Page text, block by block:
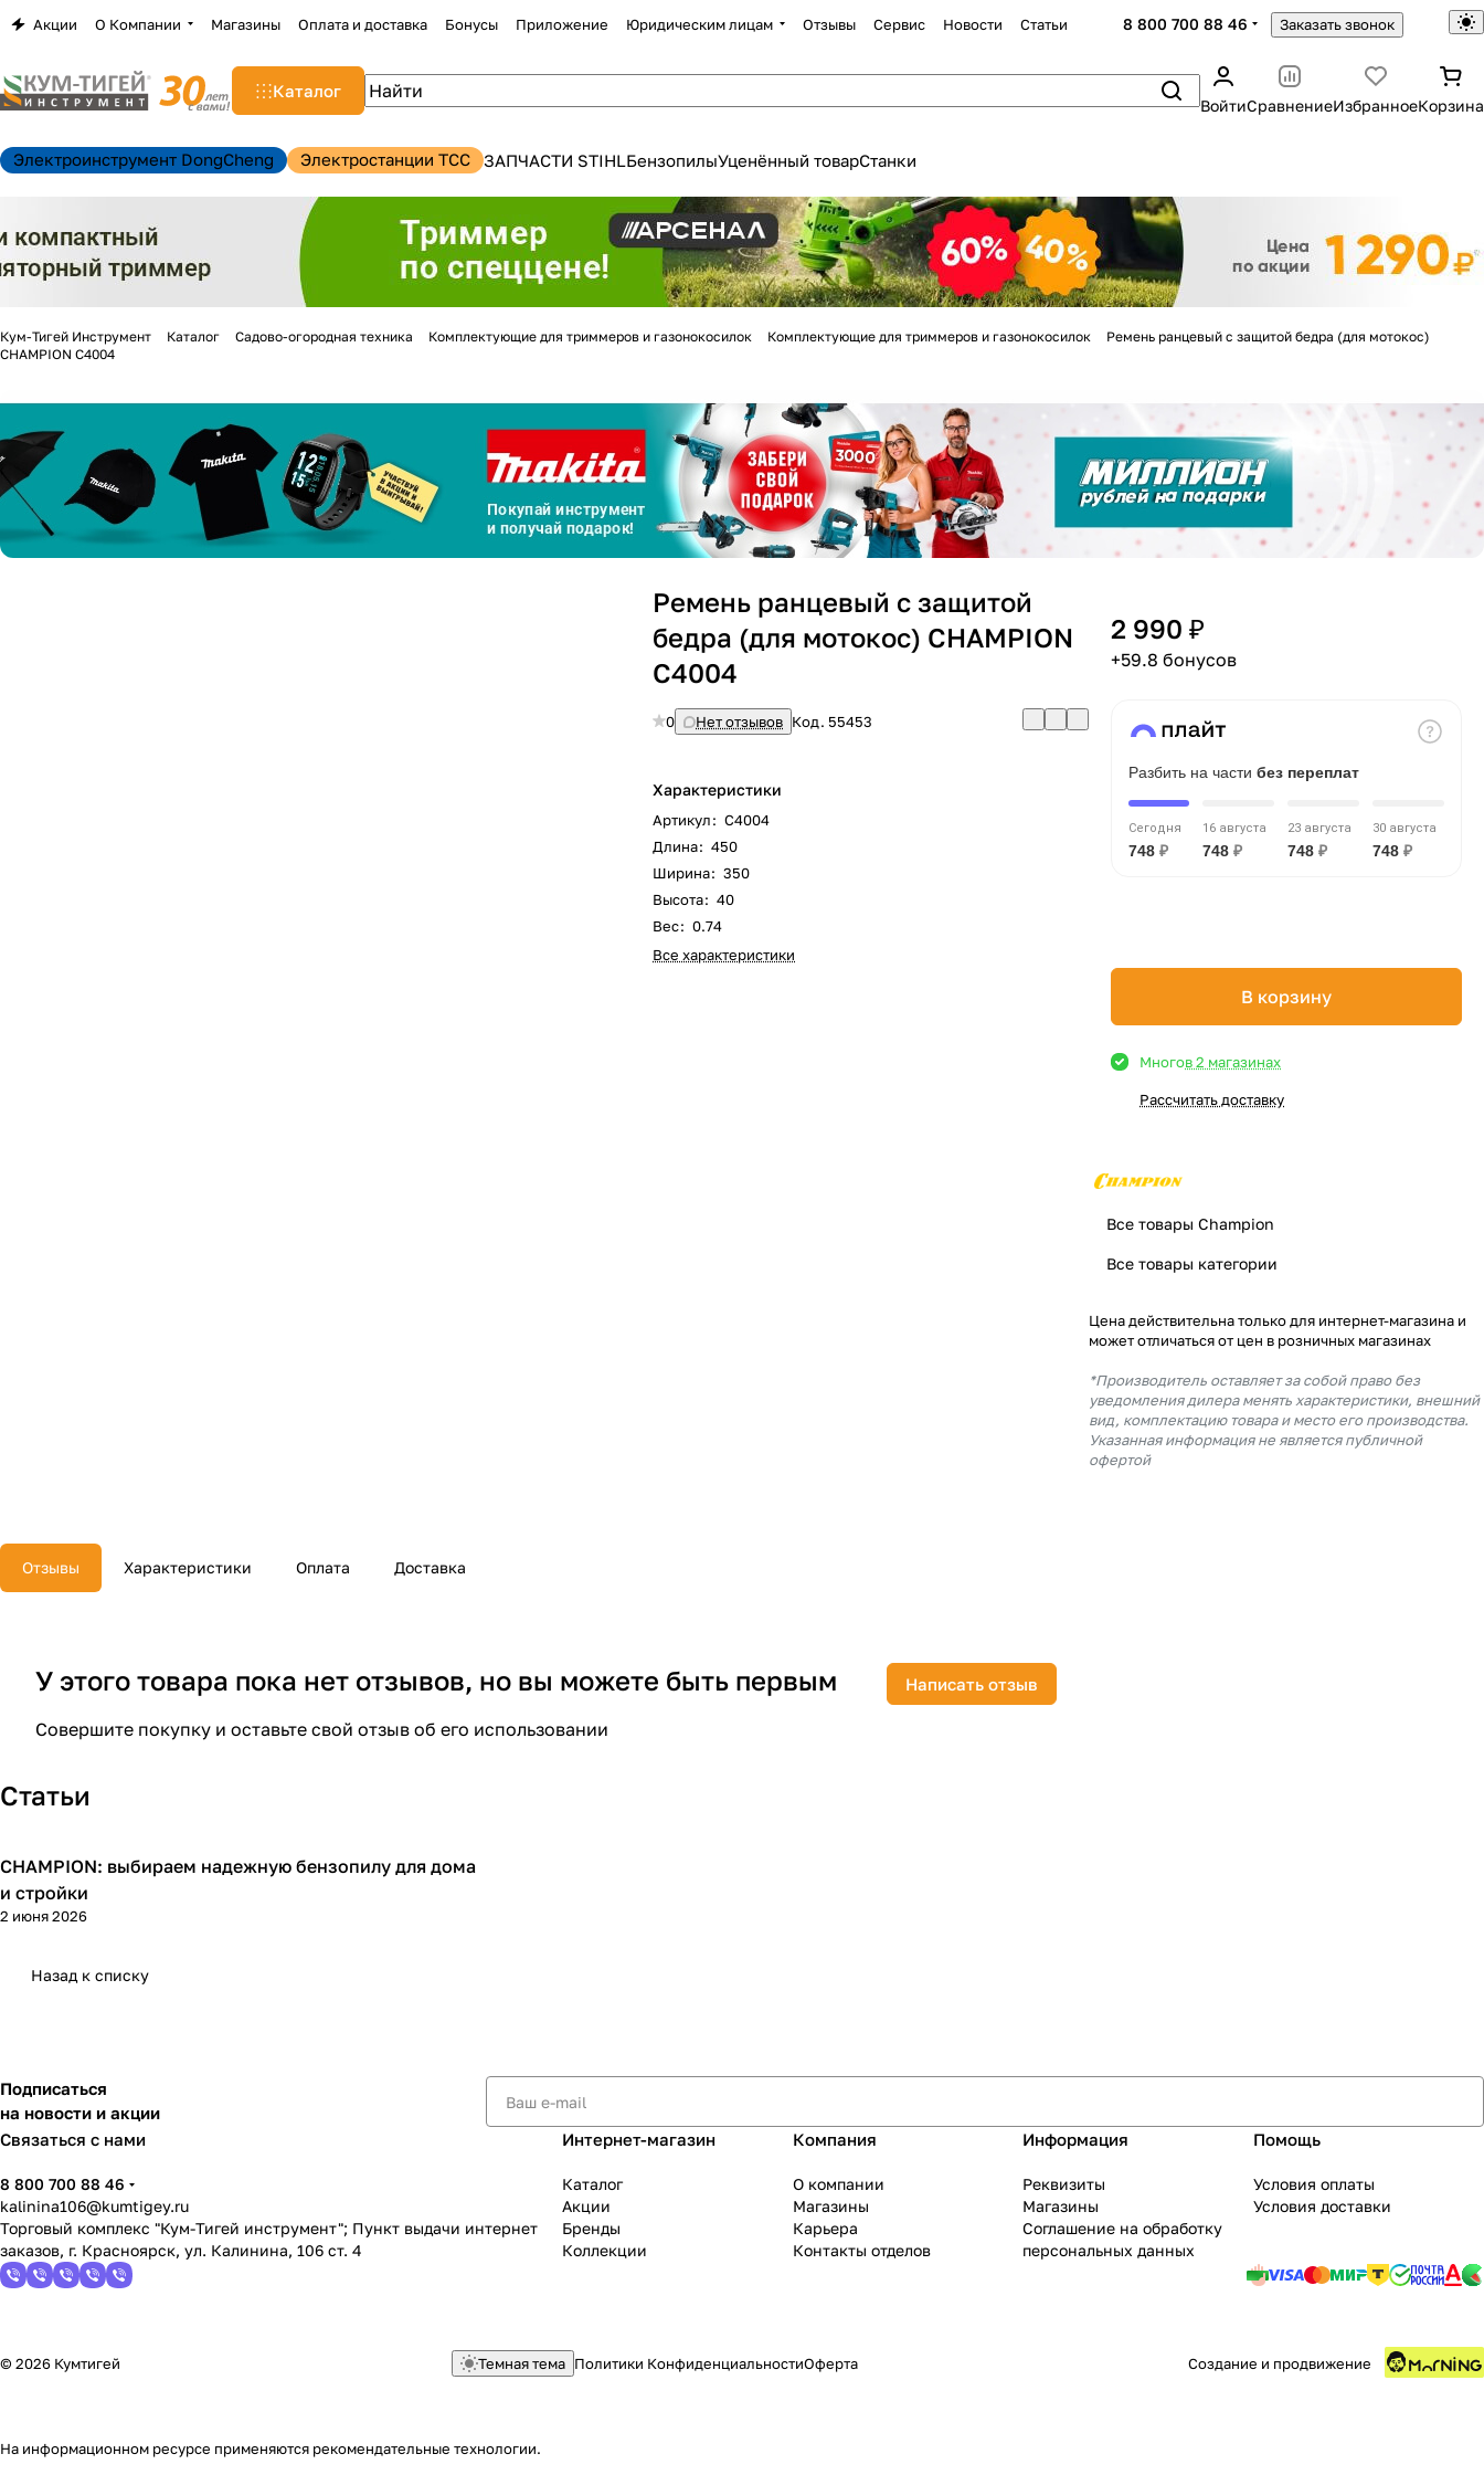
Акции О Компании Магазины Оплата и доставка Бонусы Приложение Юридическим лицам Отзывы Сервис Новости Статьи 8 800 700 88 46 Заказать звонок
Каталог
ВойтиСравнениеИзбранноеКорзина
Электроинструмент DongCheng Электростанции TCC ЗАПЧАСТИ STIHLБензопилыУценённый товарСтанки
Кум-Тигей Инструмент Каталог Садово-огородная техника Комплектующие для триммеров и газонокосилок Комплектующие для триммеров и газонокосилок
Ремень ранцевый с защитой бедра (для мотокос)
CHAMPION C4004
Ремень ранцевый с защитой
бедра (для мотокос) CHAMPION
C4004
0 Нет отзывов Код. 55453
Характеристики
Артикул: C4004
Длина: 450
Ширина: 350
Высота: 40
Вес: 0.74
Все характеристики
2 990 ₽
+59.8 бонусов
Разбить на части без переплат
Сегодня
748 ₽
16 августа
748 ₽
23 августа
748 ₽
30 августа
748 ₽
В корзину
Многов 2 магазинах
Рассчитать доставку
Все товары Champion
Все товары категории
Цена действительна только для интернет-магазина и
может отличаться от цен в розничных магазинах
*Производитель оставляет за собой право без
уведомления дилера менять характеристики, внешний
вид, комплектацию товара и место его производства.
Указанная информация не является публичной
офертой
Отзывы Характеристики Оплата Доставка
У этого товара пока нет отзывов, но вы можете быть первым
Совершите покупку и оставьте свой отзыв об его использовании
Написать отзыв
Статьи
Пилы
CHAMPION: выбираем надежную бензопилу для дома
и стройки
2 июня 2026
Назад к списку
Подписаться
на новости и акции
Связаться с нами
8 800 700 88 46
kalinina106@kumtigey.ru
Торговый комплекс "Кум-Тигей инструмент"; Пункт выдачи интернет
заказов, г. Красноярск, ул. Калинина, 106 ст. 4
Интернет-магазин
Каталог
Акции
Бренды
Коллекции
Компания
О компании
Магазины
Карьера
Контакты отделов
Информация
Реквизиты
Магазины
Соглашение на обработку
персональных данных
Помощь
Условия оплаты
Условия доставки
© 2026 Кумтигей Темная тема Политики КонфиденциальностиОферта Создание и продвижение
На информационном ресурсе применяются рекомендательные технологии.
Для клиентов всех банков
на частибез переплат
График платежей
Добавляйте товарыв корзину
% картой любого банка
Получайте товар выбранный способом